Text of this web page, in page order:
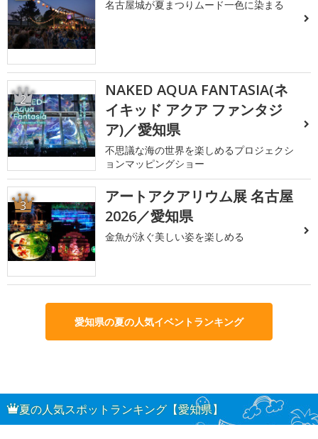
名古屋城が夏まつりムード一色に染まる
2
NAKED AQUA FANTASIA(ネ
イキッド アクア ファンタジ
ア)／愛知県
不思議な海の世界を楽しめるプロジェクシ
ョンマッピングショー
3
アートアクアリウム展 名古屋
2026／愛知県
金魚が泳ぐ美しい姿を楽しめる
愛知県の夏の人気イベントランキング
夏の人気スポットランキング【愛知県】